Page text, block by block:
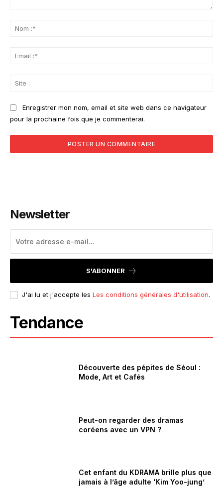
Enregistrer mon nom, email et site web dans ce navigateur
pour la prochaine fois que je commenterai.
Newsletter
S'ABONNER
J'ai lu et j'accepte les Les conditions générales d'utilisation.
Tendance
Découverte des pépites de Séoul :
Mode, Art et Cafés
Peut-on regarder des dramas
coréens avec un VPN ?
Cet enfant du KDRAMA brille plus que
jamais à l’âge adulte ‘Kim Yoo-jung’